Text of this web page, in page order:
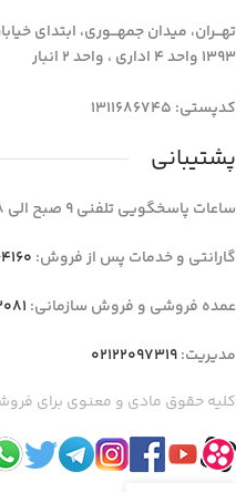
تهـــران، میدان جمهـــوری،
1393 واحد 4 اداری ، واحد 2 انبار
کدپستی: 1311686745
پشتیبانی
ساعات پاسخگویی تلفنی 9 صبح الی 18
گارانتی و خدمات پس از فروش:
عمده فروشی و فروش سازمانی:
مدیریت:02122097319
کلیه حقوق مادی و معنوی برای